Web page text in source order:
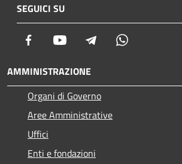
SEGUICI SU
Facebook Youtube Telegram
AMMINISTRAZIONE
Organi di Governo
Aree Amministrative
Uffici
Enti e fondazioni